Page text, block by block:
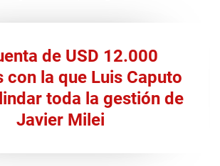
de USD 12.000
con la que Luis Caputo
toda la gestión de
Javier Milei